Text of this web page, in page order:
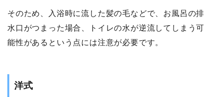
そのため、入浴時に流した髪の毛などで、お風呂の排
水口がつまった場合、トイレの水が逆流してしまう可
能性があるという点には注意が必要です。
洋式